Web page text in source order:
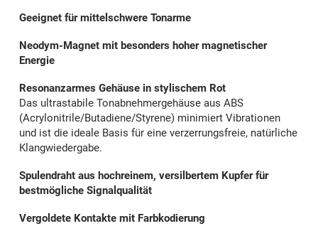
Geeignet für mittelschwere Tonarme
Neodym-Magnet mit besonders hoher magnetischer
Energie
Resonanzarmes Gehäuse in stylischem Rot
Das ultrastabile Tonabnehmergehäuse aus ABS
(Acrylonitrile/Butadiene/Styrene) minimiert Vibrationen
und ist die ideale Basis für eine verzerrungsfreie, natürliche
Klangwiedergabe.
Spulendraht aus hochreinem, versilbertem Kupfer für
bestmögliche Signalqualität
Vergoldete Kontakte mit Farbkodierung